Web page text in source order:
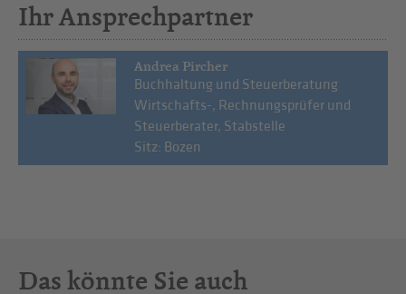
Ihr Ansprechpartner
Andrea Pircher
Buchhaltung und Steuerberatung
Wirtschafts-, Rechnungsprüfer und
Steuerberater, Stabstelle
Sitz: Bozen
Das könnte Sie auch